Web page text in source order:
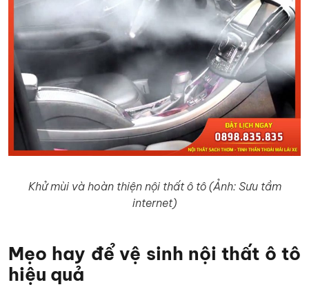
Khử mùi và hoàn thiện nội thất ô tô (Ảnh: Sưu tầm
internet)
Mẹo hay để vệ sinh nội thất ô tô
hiệu quả